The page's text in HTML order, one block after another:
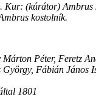
(kúrátor) Ambrus
kostolník.
Péter, Feretz
Fábián
1801